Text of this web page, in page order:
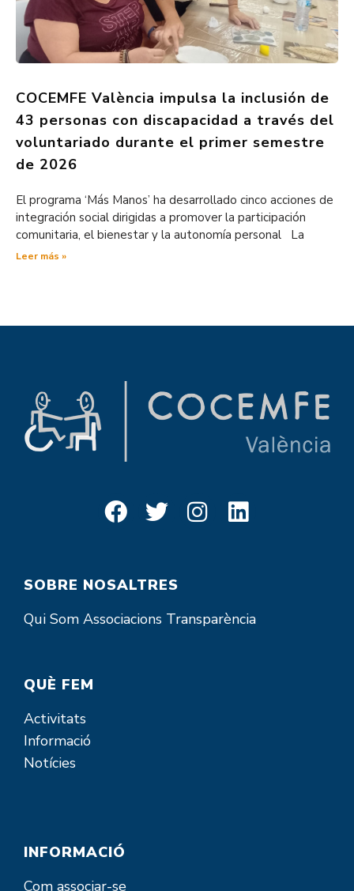
COCEMFE València impulsa la inclusión de
43 personas con discapacidad a través del
voluntariado durante el primer semestre
de 2026
El programa ‘Más Manos’ ha desarrollado cinco acciones de
integración social dirigidas a promover la participación
comunitaria, el bienestar y la autonomía personal La
Leer más »
SOBRE NOSALTRES
Qui Som Associacions Transparència
QUÈ FEM
Activitats
Informació
Notícies
INFORMACIÓ
Com associar-se